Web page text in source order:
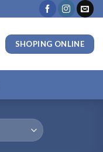
SHOPING ONLINE